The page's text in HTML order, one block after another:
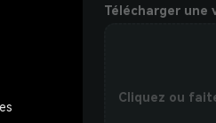
Télécharger une
Cliquez ou